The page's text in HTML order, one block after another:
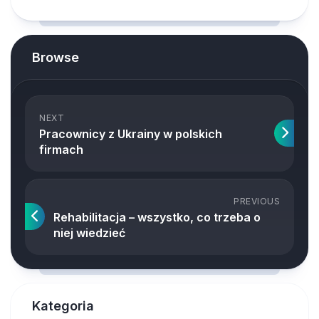
Browse
NEXT
Pracownicy z Ukrainy w polskich
firmach
PREVIOUS
Rehabilitacja – wszystko, co trzeba o
niej wiedzieć
Kategoria